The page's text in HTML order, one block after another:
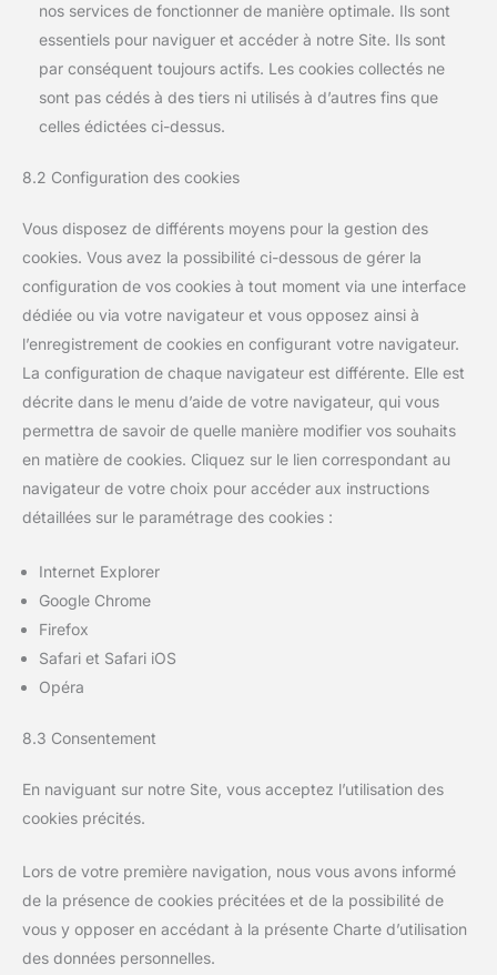
nos services de fonctionner de manière optimale. Ils sont
essentiels pour naviguer et accéder à notre Site. Ils sont
par conséquent toujours actifs. Les cookies collectés ne
sont pas cédés à des tiers ni utilisés à d’autres fins que
celles édictées ci-dessus.
8.2 Configuration des cookies
Vous disposez de différents moyens pour la gestion des
cookies. Vous avez la possibilité ci-dessous de gérer la
configuration de vos cookies à tout moment via une interface
dédiée ou via votre navigateur et vous opposez ainsi à
l’enregistrement de cookies en configurant votre navigateur.
La configuration de chaque navigateur est différente. Elle est
décrite dans le menu d’aide de votre navigateur, qui vous
permettra de savoir de quelle manière modifier vos souhaits
en matière de cookies. Cliquez sur le lien correspondant au
navigateur de votre choix pour accéder aux instructions
détaillées sur le paramétrage des cookies :
Internet Explorer
Google Chrome
Firefox
Safari et Safari iOS
Opéra
8.3 Consentement
En naviguant sur notre Site, vous acceptez l’utilisation des
cookies précités.
Lors de votre première navigation, nous vous avons informé
de la présence de cookies précitées et de la possibilité de
vous y opposer en accédant à la présente Charte d’utilisation
des données personnelles.